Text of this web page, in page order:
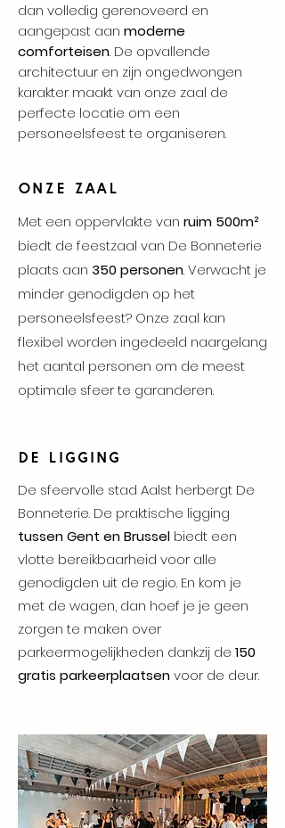
dan volledig gerenoveerd en
aangepast aan moderne
comforteisen. De opvallende
architectuur en zijn ongedwongen
karakter maakt van onze zaal de
perfecte locatie om een
personeelsfeest te organiseren.
ONZE ZAAL
Met een oppervlakte van ruim 500m²
biedt de feestzaal van De Bonneterie
plaats aan 350 personen. Verwacht je
minder genodigden op het
personeelsfeest? Onze zaal kan
flexibel worden ingedeeld naargelang
het aantal personen om de meest
optimale sfeer te garanderen.
DE LIGGING
De sfeervolle stad Aalst herbergt De
Bonneterie. De praktische ligging
tussen Gent en Brussel biedt een
vlotte bereikbaarheid voor alle
genodigden uit de regio. En kom je
met de wagen, dan hoef je je geen
zorgen te maken over
parkeermogelijkheden dankzij de 150
gratis parkeerplaatsenvoor de deur.